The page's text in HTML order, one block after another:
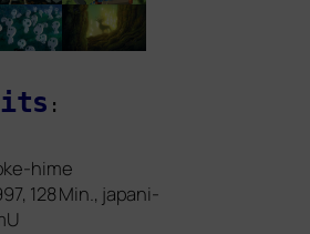
:
hime
128 Min., japa­ni­